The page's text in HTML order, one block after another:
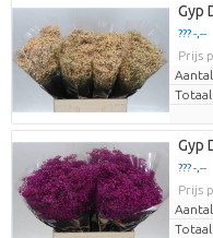
Gyp
??? -,--
Prijs
Aantal
Totaal:
Gyp
??? -,--
Prijs
Aantal
Totaal: